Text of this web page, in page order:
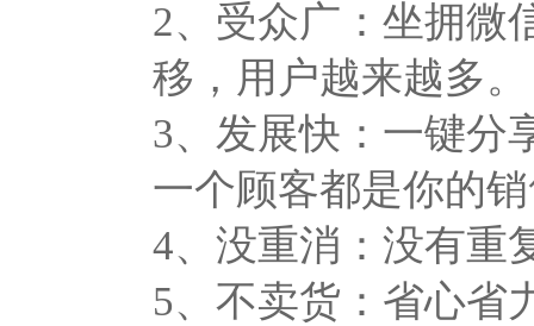
2、受众广：坐拥微
移，用户越来越多。
3、发展快：一键分
一个顾客都是你的
4、没重消：没有重
5、不卖货：省心省